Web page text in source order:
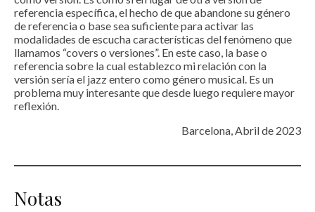
referencia específica, el hecho de que abandone su género
de referencia o base sea suficiente para activar las
modalidades de escucha características del fenómeno que
llamamos “covers o versiones”. En este caso, la base o
referencia sobre la cual establezco mi relación con la
versión sería el jazz entero como género musical. Es un
problema muy interesante que desde luego requiere mayor
reflexión.
Barcelona, Abril de 2023
Notas